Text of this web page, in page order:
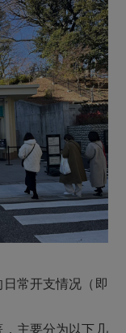
常开支情况（即
主要分为以下几